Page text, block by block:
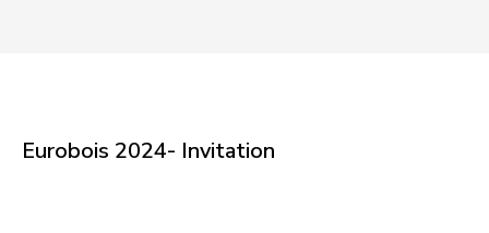
Eurobois 2024- Invitation